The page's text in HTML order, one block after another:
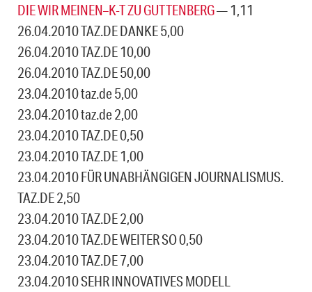
DIE WIR MEINEN–K-T ZU GUTTENBERG— 1,11
26.04.2010 TAZ.DE DANKE 5,00
26.04.2010 TAZ.DE 10,00
26.04.2010 TAZ.DE 50,00
23.04.2010 taz.de 5,00
23.04.2010 taz.de 2,00
23.04.2010 TAZ.DE 0,50
23.04.2010 TAZ.DE 1,00
23.04.2010 FÜR UNABHÄNGIGEN JOURNALISMUS.
TAZ.DE 2,50
23.04.2010 TAZ.DE 2,00
23.04.2010 TAZ.DE WEITER SO 0,50
23.04.2010 TAZ.DE 7,00
23.04.2010 SEHR INNOVATIVES MODELL